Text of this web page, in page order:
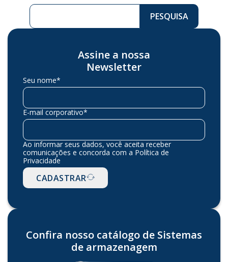
Pesquisar ...
PESQUISA
Assine a nossa
Newsletter
Seu nome*
E-mail corporativo*
Ao informar seus dados, você aceita receber
comunicações e concorda com a Política de
Privacidade
CADASTRAR
Confira nosso catálogo de Sistemas
de armazenagem